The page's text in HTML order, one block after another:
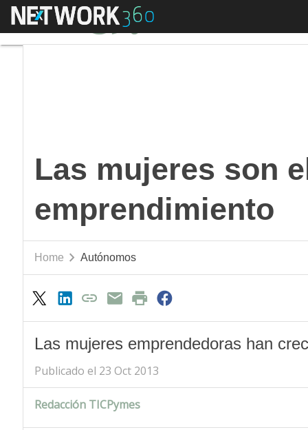
Menú
Las mujeres son
emprendimiento
Home Autónomos
Las mujeres emprendedoras han
Publicado el 23 Oct 2013
Redacción TICPymes